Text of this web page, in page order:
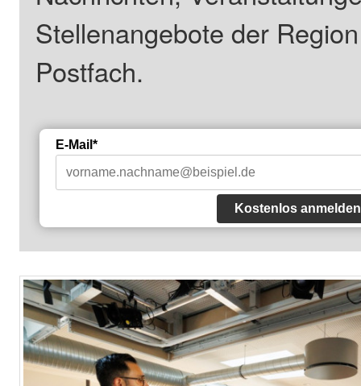
Stellenangebote der
Postfach.
E-Mail*
Kostenlos anmelden